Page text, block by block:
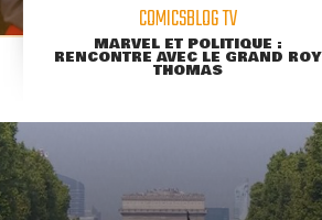
COMICSBLOG TV
MARVEL ET POLITIQUE :
RENCONTRE AVEC LE GRAND ROY
THOMAS